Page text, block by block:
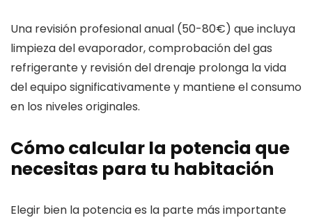
Una revisión profesional anual (50-80€) que incluya
limpieza del evaporador, comprobación del gas
refrigerante y revisión del drenaje prolonga la vida
del equipo significativamente y mantiene el consumo
en los niveles originales.
Cómo calcular la potencia que
necesitas para tu habitación
Elegir bien la potencia es la parte más importante